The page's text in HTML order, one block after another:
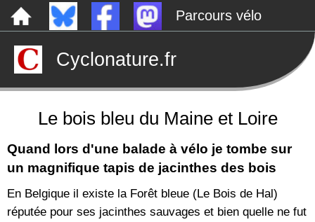
Parcours vélo
Dépôts sauvages
Le canal de Nantes à Brest à vélo
Rechercher
Cyclonature.fr
Le bois bleu du Maine et Loire
Quand lors d'une balade à vélo je tombe sur
un magnifique tapis de jacinthes des bois
En Belgique il existe la Forêt bleue (Le Bois de Hal)
réputée pour ses jacinthes sauvages et bien quelle ne fut